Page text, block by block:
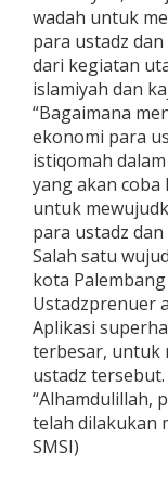
wadah untuk
para ustadz
dari kegiatan
islamiyah dan
“Bagaimana
ekonomi para
istiqomah
yang akan
untuk
para ustadz
Salah satu
kota
Ustadzprenuer
Aplikasi
terbesar, untuk
ustadz tersebut.
“Alhamdulillah,
telah dilakukan
SMSI)